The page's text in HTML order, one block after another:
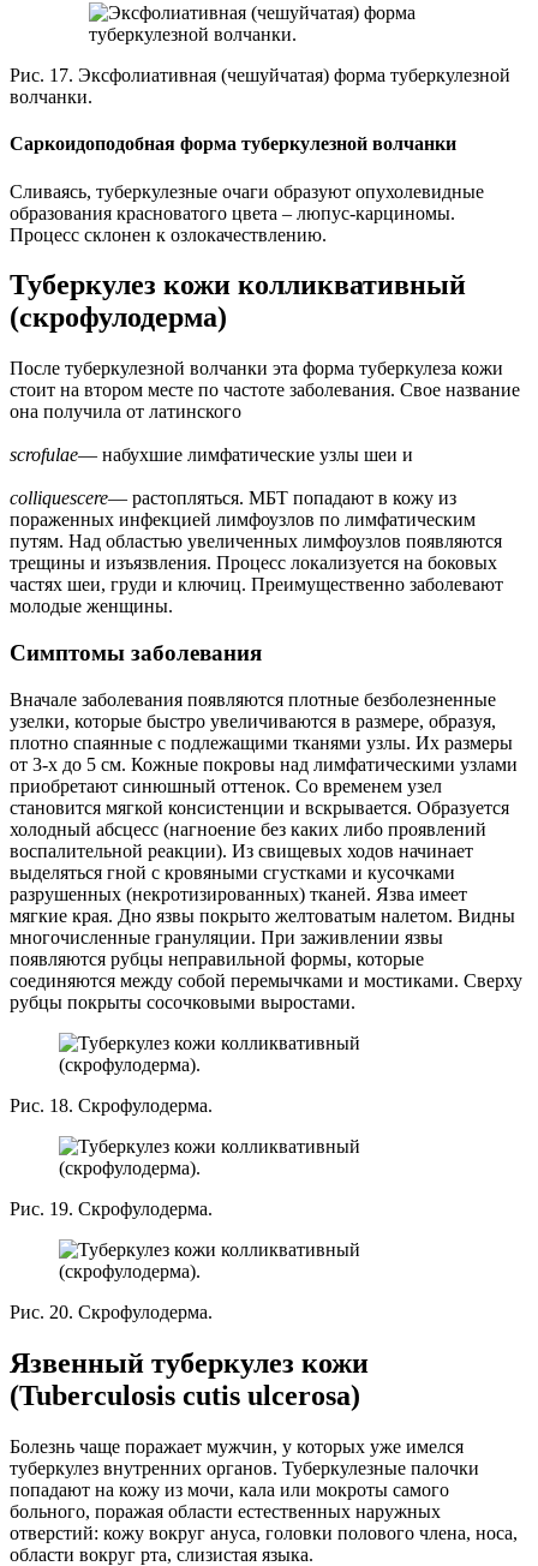
Рис. 17. Эксфолиативная (чешуйчатая) форма туберкулезной
волчанки.
Саркоидоподобная форма туберкулезной волчанки
Сливаясь, туберкулезные очаги образуют опухолевидные
образования красноватого цвета – люпус-карциномы.
Процесс склонен к озлокачествлению.
Туберкулез кожи колликвативный
(скрофулодерма)
После туберкулезной волчанки эта форма туберкулеза кожи
стоит на втором месте по частоте заболевания. Свое название
она получила от латинского
scrofulae— набухшие лимфатические узлы шеи и
colliquescere— растопляться. МБТ попадают в кожу из
пораженных инфекцией лимфоузлов по лимфатическим
путям. Над областью увеличенных лимфоузлов появляются
трещины и изъязвления. Процесс локализуется на боковых
частях шеи, груди и ключиц. Преимущественно заболевают
молодые женщины.
Симптомы заболевания
Вначале заболевания появляются плотные безболезненные
узелки, которые быстро увеличиваются в размере, образуя,
плотно спаянные с подлежащими тканями узлы. Их размеры
от 3-х до 5 см. Кожные покровы над лимфатическими узлами
приобретают синюшный оттенок. Со временем узел
становится мягкой консистенции и вскрывается. Образуется
холодный абсцесс (нагноение без каких либо проявлений
воспалительной реакции). Из свищевых ходов начинает
выделяться гной с кровяными сгустками и кусочками
разрушенных (некротизированных) тканей. Язва имеет
мягкие края. Дно язвы покрыто желтоватым налетом. Видны
многочисленные грануляции. При заживлении язвы
появляются рубцы неправильной формы, которые
соединяются между собой перемычками и мостиками. Сверху
рубцы покрыты сосочковыми выростами.
Рис. 18. Скрофулодерма.
Рис. 19. Скрофулодерма.
Рис. 20. Скрофулодерма.
Язвенный туберкулез кожи
(Tuberculosis cutis ulcerosa)
Болезнь чаще поражает мужчин, у которых уже имелся
туберкулез внутренних органов. Туберкулезные палочки
попадают на кожу из мочи, кала или мокроты самого
больного, поражая области естественных наружных
отверстий: кожу вокруг ануса, головки полового члена, носа,
области вокруг рта, слизистая языка.